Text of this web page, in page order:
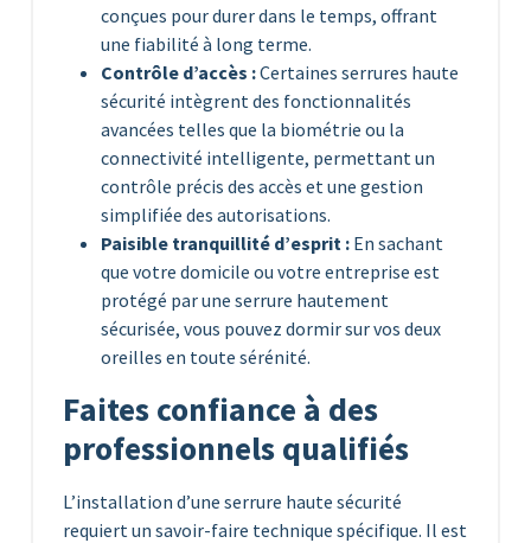
conçues pour durer dans le temps, offrant
une fiabilité à long terme.
Contrôle d’accès :Certaines serrures haute
sécurité intègrent des fonctionnalités
avancées telles que la biométrie ou la
connectivité intelligente, permettant un
contrôle précis des accès et une gestion
simplifiée des autorisations.
Paisible tranquillité d’esprit : En sachant
que votre domicile ou votre entreprise est
protégé par une serrure hautement
sécurisée, vous pouvez dormir sur vos deux
oreilles en toute sérénité.
Faites confiance à des
professionnels qualifiés
L’installation d’une serrure haute sécurité
requiert un savoir-faire technique spécifique. Il est